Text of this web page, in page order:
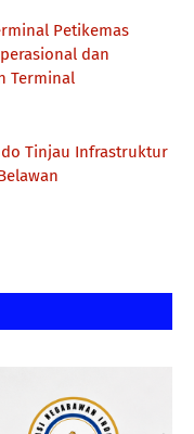
Petikemas
dan
Terminal
Tinjau Infrastruktur